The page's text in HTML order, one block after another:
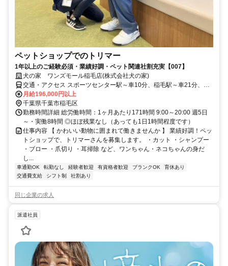
ペットショップでのトリマー
1年以上のご経験必須・業績好調・ペット関連社割充実【007】
犬の家 ワンズモール稲毛店(株式会社犬の家)
交通・アクセス スポーツセンター駅～車10分、稲毛駅～車21分、勝
田台駅～車21分 ☆車通勤OK/無料P完備
月給196,000円以上
千葉県千葉市稲毛区
勤務時間詳細 総労働時間：1ヶ月あたり171時間 9:00～20:00 週5日
～・実働8時間 ◎ほぼ残業なし（あっても1日1時間程度です）
仕事内容 【 かわいい動物に囲まれて働きませんか 】 業績好調！ペッ
トショップで、トリマーさんを募集します。 ・カット ・シャンプー
・ブロー ・爪切り ・耳掃除 など、ワンちゃん・ネコちゃんの身だ
し...
車通勤OK 転勤なし 経験者歓迎 有資格者歓迎 ブランクOK
育休あり
交通費支給
シフト制 社割あり
同じ企業の求人
派遣社員